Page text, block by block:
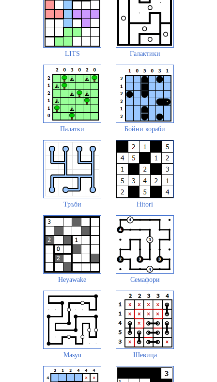
LITS Галактики
Палатки Бойни кораби
Тръби Hitori
Heyawake Семафори
Masyu Шевица